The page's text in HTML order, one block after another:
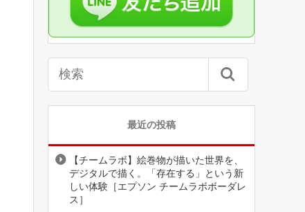
最近の投稿
【チームラボ】絵巻物が描いた世界を、
デジタルで描く。「存在する」という新
しい体験［エプソン チームラボボーダレ
ス］